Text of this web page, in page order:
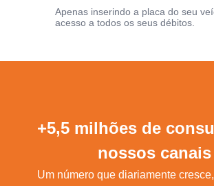
Apenas inserindo a placa do seu
acesso a todos os seus débitos.
+5,5 milhões de
nossos canais
Um número que diariamente